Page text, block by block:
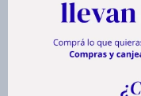
Hecha de aluminio
conveniente que